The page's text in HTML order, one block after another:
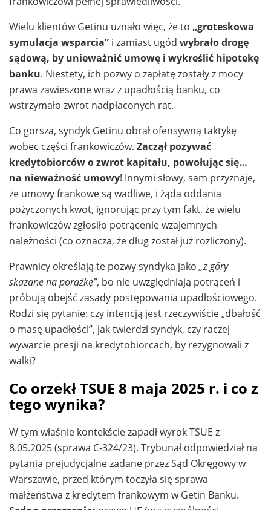
Wielu klientów Getinu uznało więc, że to „groteskowa
symulacja wsparcia” i zamiast ugód wybrało drogę
sądową, by unieważnić umowę i wykreślić hipotekę
banku. Niestety, ich pozwy o zapłatę zostały z mocy
prawa zawieszone wraz z upadłością banku, co
wstrzymało zwrot nadpłaconych rat.
Co gorsza, syndyk Getinu obrał ofensywną taktykę
wobec części frankowiczów. Zaczął pozywać
kredytobiorców o zwrot kapitału, powołując się…
na nieważność umowy! Innymi słowy, sam przyznaje,
że umowy frankowe są wadliwe, i żąda oddania
pożyczonych kwot, ignorując przy tym fakt, że wielu
frankowiczów zgłosiło potrącenie wzajemnych
należności (co oznacza, że dług został już rozliczony).
Prawnicy określają te pozwy syndyka jako „z góry
skazane na porażkę”, bo nie uwzględniają potrąceń i
próbują obejść zasady postępowania upadłościowego.
Rodzi się pytanie: czy intencją jest rzeczywiście „dbałość
o masę upadłości”, jak twierdzi syndyk, czy raczej
wywarcie presji na kredytobiorcach, by rezygnowali z
walki?
Co orzekł TSUE 8 maja 2025 r. i co z
tego wynika?
W tym właśnie kontekście zapadł wyrok TSUE z
8.05.2025 (sprawa C-324/23). Trybunał odpowiedział na
pytania prejudycjalne zadane przez Sąd Okręgowy w
Warszawie, przed którym toczyła się sprawa
małżeństwa z kredytem frankowym w Getin Banku.